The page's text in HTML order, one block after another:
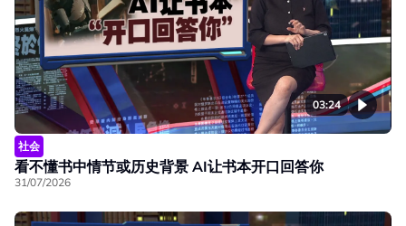
03:24
社会
看不懂书中情节或历史背景 AI让书本开口回答你
31/07/2026